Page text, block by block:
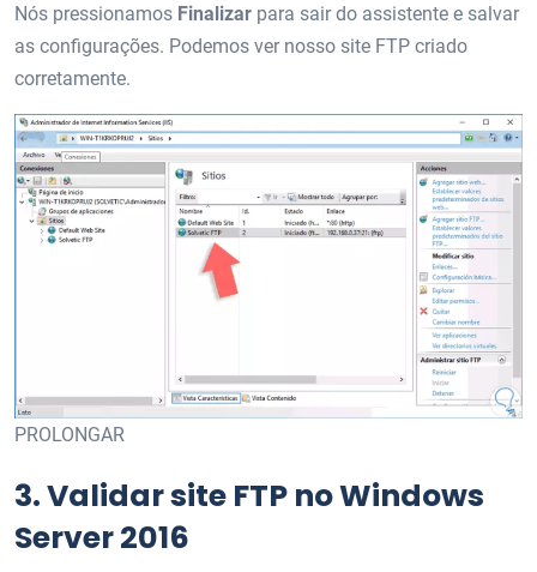
Nós pressionamos Finalizar para sair do assistente e salvar
as configurações. Podemos ver nosso site FTP criado
corretamente.
PROLONGAR
3.Validar site FTP no Windows
Server 2016